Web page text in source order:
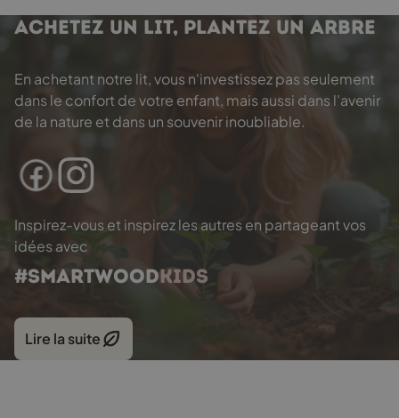
sur
la
produit
ACHETEZ UN LIT, PLANTEZ UN ARBRE
En achetant notre lit, vous n'investissez pas seulement
dans le confort de votre enfant, mais aussi dans l'avenir
de la nature et dans un souvenir inoubliable.
Inspirez-vous et inspirez les autres en partageant vos
idées avec
#SMARTWOODKIDS
Lire la suite